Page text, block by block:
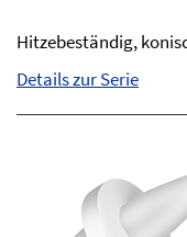
Hitzebeständig,
Details zur Serie